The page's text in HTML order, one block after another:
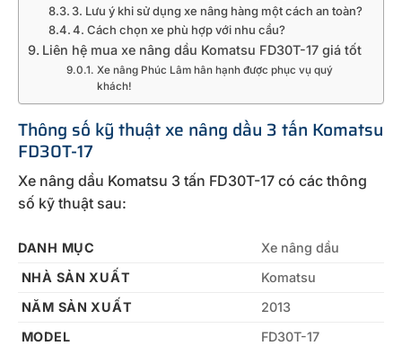
3. Lưu ý khi sử dụng xe nâng hàng một cách an toàn?
4. Cách chọn xe phù hợp với nhu cầu?
Liên hệ mua xe nâng dầu Komatsu FD30T-17 giá tốt
Xe nâng Phúc Lâm hân hạnh được phục vụ quý
khách!
Thông số kỹ thuật xe nâng dầu 3 tấn Komatsu
FD30T-17
Xe nâng dầu Komatsu 3 tấn FD30T-17 có các thông
số kỹ thuật sau:
DANH MỤC
Xe nâng dầu
NHÀ SẢN XUẤT
Komatsu
NĂM SẢN XUẤT
2013
MODEL
FD30T-17